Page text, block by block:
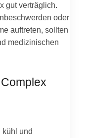
gut verträglich.
oder
auftreten, sollten
medizinischen
kühl und